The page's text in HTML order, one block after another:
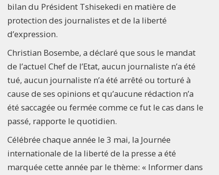
bilan du Président Tshisekedi en matière de
protection des journalistes et de la liberté
d’expression.
Christian Bosembe, a déclaré que sous le mandat
de l’actuel Chef de l’Etat, aucun journaliste n’a été
tué, aucun journaliste n’a été arrêté ou torturé à
cause de ses opinions et qu’aucune rédaction n’a
été saccagée ou fermée comme ce fut le cas dans le
passé, rapporte le quotidien.
Célébrée chaque année le 3 mai, la Journée
internationale de la liberté de la presse a été
marquée cette année par le thème: « Informer dans